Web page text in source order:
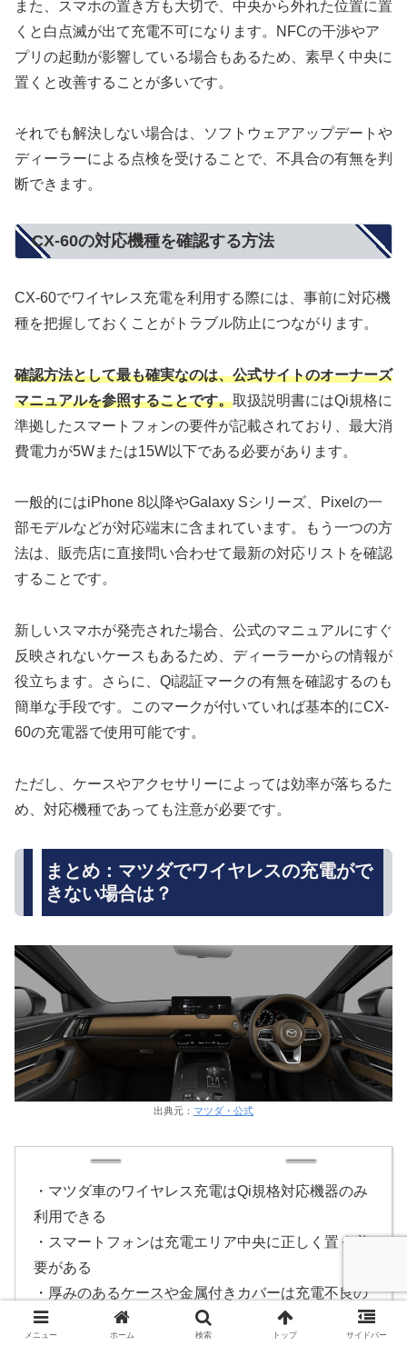
また、スマホの置き方も大切で、中央から外れた位置に置
くと白点滅が出て充電不可になります。NFCの干渉やア
プリの起動が影響している場合もあるため、素早く中央に
置くと改善することが多いです。
それでも解決しない場合は、ソフトウェアアップデートや
ディーラーによる点検を受けることで、不具合の有無を判
断できます。
CX-60の対応機種を確認する方法
CX-60でワイヤレス充電を利用する際には、事前に対応機
種を把握しておくことがトラブル防止につながります。
確認方法として最も確実なのは、公式サイトのオーナーズ
マニュアルを参照することです。取扱説明書にはQi規格に
準拠したスマートフォンの要件が記載されており、最大消
費電力が5Wまたは15W以下である必要があります。
一般的にはiPhone 8以降やGalaxy Sシリーズ、Pixelの一
部モデルなどが対応端末に含まれています。もう一つの方
法は、販売店に直接問い合わせて最新の対応リストを確認
することです。
新しいスマホが発売された場合、公式のマニュアルにすぐ
反映されないケースもあるため、ディーラーからの情報が
役立ちます。さらに、Qi認証マークの有無を確認するのも
簡単な手段です。このマークが付いていれば基本的にCX-
60の充電器で使用可能です。
ただし、ケースやアクセサリーによっては効率が落ちるた
め、対応機種であっても注意が必要です。
まとめ：マツダでワイヤレスの充電がで
きない場合は？
出典元： マツダ・公式
・マツダ車のワイヤレス充電はQi規格対応機器のみ
利用できる
・スマートフォンは充電エリア中央に正しく置く必
要がある
・厚みのあるケースや金属付きカバーは充電不良の
原因になる
メニュー ホーム 検索 トップ サイドバー